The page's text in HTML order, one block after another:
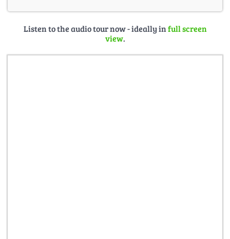
Listen to the audio tour now - ideally infull screen
view.